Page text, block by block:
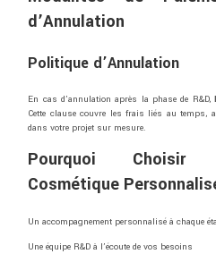
d’Annulation
Politique d’Annulation
En cas d’annulationaprès la phasede R&D,
Cette clausecouvre les frais liés autemps,
dansvotre projet sur mesure.
Pourquoi Choisir
Cosmétique
Unaccompagnement personnaliséàchaque
Uneéquipe R&Dà l’écoutedevos besoins